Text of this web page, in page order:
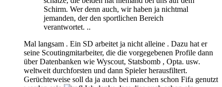
Schirm. Wer denn auch, wir haben ja nichtmal
jemanden, der den sportlichen Bereich
verantwortet. ..
Mal langsam . Ein SD arbeitet ja nicht alleine . Dazu hat er
seine Scoutingmitarbeiter, die die vorgegebenen Profile dann
über Datenbanken wie Wyscout, Statsbomb , Opta. usw.
weltweit durchforsten und dann Spieler herausfiltert.
Gerüchteweise soll da ja auch bei manchen schon Fifa genutzt